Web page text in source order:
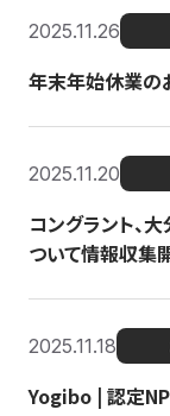
2025.11.26
年末年始休業の
2025.11.20
コングラント、
ついて情報収集
2025.11.18
Yogibo | 認定